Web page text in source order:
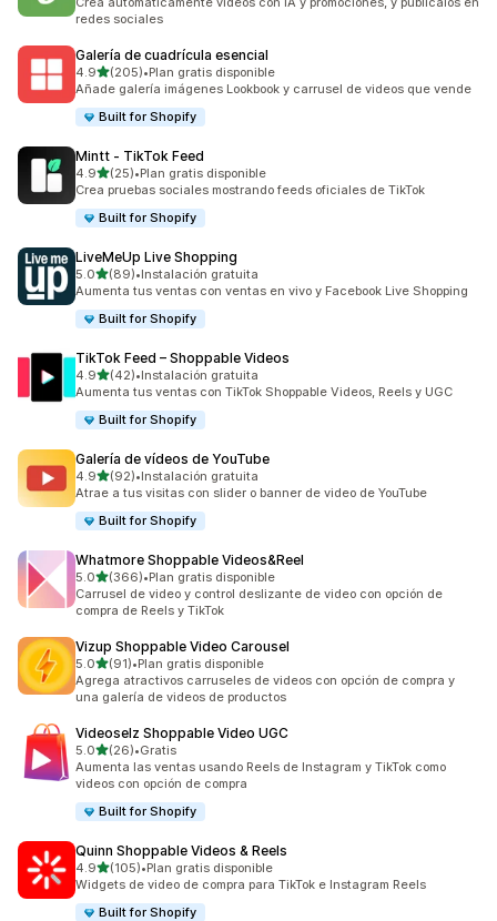
redes sociales
Galería de cuadrícula esencial
4.9de 5 estrellas
(205)
205 reseñas en total
•Plan gratis disponible
Añade galería imágenes Lookbook y carrusel de videos que vende
Built for Shopify
Mintt ‑ TikTok Feed
4.9de 5 estrellas
(25)
25 reseñas en total
•Plan gratis disponible
Crea pruebas sociales mostrando feeds oficiales de TikTok
Built for Shopify
LiveMeUp Live Shopping
5.0de 5 estrellas
(89)
89 reseñas en total
•Instalación gratuita
Aumenta tus ventas con ventas en vivo y Facebook Live Shopping
Built for Shopify
TikTok Feed – Shoppable Videos
4.9de 5 estrellas
(42)
42 reseñas en total
•Instalación gratuita
Aumenta tus ventas con TikTok Shoppable Videos, Reels y UGC
Built for Shopify
Galería de vídeos de YouTube
4.9de 5 estrellas
(92)
92 reseñas en total
•Instalación gratuita
Atrae a tus visitas con slider o banner de video de YouTube
Built for Shopify
Whatmore Shoppable Videos&Reel
5.0de 5 estrellas
(366)
366 reseñas en total
•Plan gratis disponible
Carrusel de video y control deslizante de video con opción de
compra de Reels y TikTok
Vizup Shoppable Video Carousel
5.0de 5 estrellas
(91)
91 reseñas en total
•Plan gratis disponible
Agrega atractivos carruseles de videos con opción de compra y
una galería de videos de productos
Videoselz Shoppable Video UGC
5.0de 5 estrellas
(26)
26 reseñas en total
•Gratis
Aumenta las ventas usando Reels de Instagram y TikTok como
videos con opción de compra
Built for Shopify
Quinn Shoppable Videos & Reels
4.9de 5 estrellas
(105)
105 reseñas en total
•Plan gratis disponible
Widgets de video de compra para TikTok e Instagram Reels
Built for Shopify